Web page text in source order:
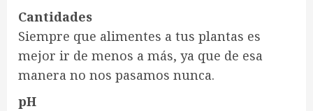
Cantidades
Siempre que alimentes a tus plantas es
mejor ir de menos a más, ya que de esa
manera no nos pasamos nunca.
pH